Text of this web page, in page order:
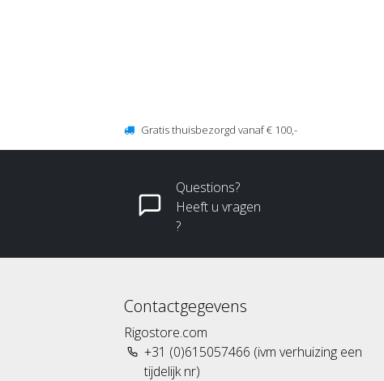
Gratis thuisbezorgd vanaf € 100,-
Questions?
Heeft u vragen
?
Contactgegevens
Rigostore.com
+31 (0)615057466 (ivm verhuizing een
tijdelijk nr)